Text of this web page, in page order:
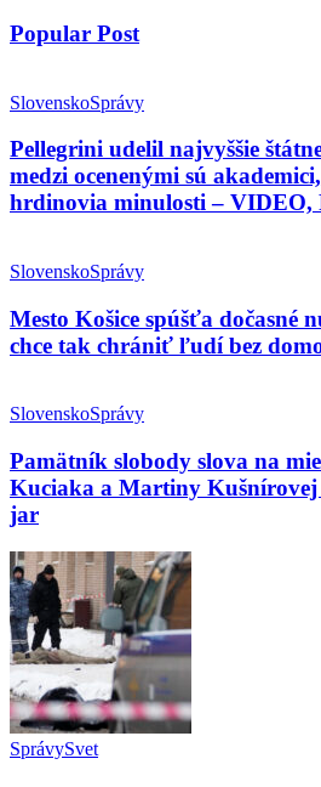
Popular Post
SlovenskoSprávy
Pellegrini udelil najvyššie
medzi ocenenými sú
hrdinovia minulosti – VIDEO,
SlovenskoSprávy
Mesto Košice spúšťa dočasné
chce tak chrániť ľudí bez
SlovenskoSprávy
Pamätník slobody slova na
Kuciaka a Martiny Kušnírovej
jar
SprávySvet